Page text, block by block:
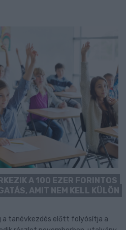
A 100 EZER FORINTOS
AMIT NEM KELL KÜLÖN
tanévkezdés előtt folyósítja a